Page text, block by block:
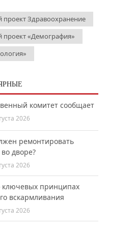
Здравоохранение
«Демография»
комитет сообщает
2026
ремонтировать
дворе?
2026
ключевых принципах
вскармливания
2026